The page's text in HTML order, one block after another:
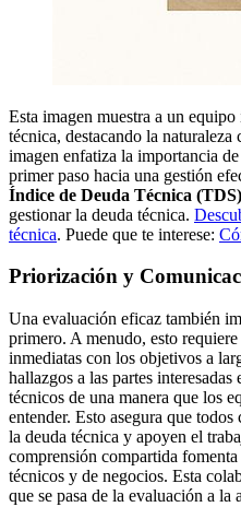
Esta imagen muestra a un
técnica, destacando la
imagen enfatiza la importancia
primer paso hacia una gestión
Índice de Deuda Técnica (TDS)
gestionar la deuda técnica.
técnica. Puede que te interese:
Priorización y
Una evaluación eficaz también
primero. A menudo, esto
inmediatas con los objetivos a
hallazgos a las partes
técnicos de una manera que los
entender. Esto asegura que
la deuda técnica y apoyen el
comprensión compartida
técnicos y de negocios. Esta
que se pasa de la evaluación a la